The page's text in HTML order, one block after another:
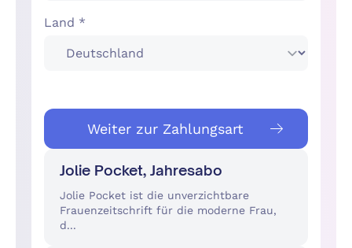
Land *
Weiter zur Zahlungsart
Jolie Pocket, Jahresabo
Jolie Pocket ist die unverzichtbare
Frauenzeitschrift für die moderne Frau,
d...